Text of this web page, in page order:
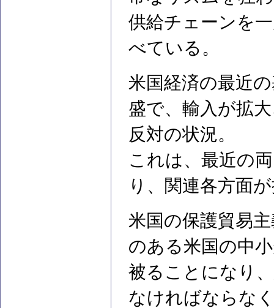
供給チェーンを
べている。
米国経済の最近
盛で、輸入が拡
反対の状況。
これは、最近の
り、関連各方面
米国の保護貿易
のある米国の中
被ることになり
なければならな